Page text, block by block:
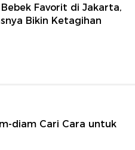
Favorit di Jakarta,
Bikin Ketagihan
diam Cari Cara untuk